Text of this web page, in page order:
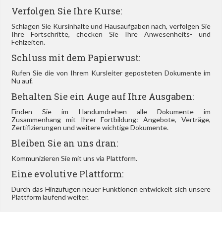
Verfolgen Sie Ihre Kurse:
Schlagen Sie Kursinhalte und Hausaufgaben nach, verfolgen Sie
Ihre Fortschritte, checken Sie Ihre Anwesenheits- und
Fehlzeiten.
Schluss mit dem Papierwust:
Rufen Sie die von Ihrem Kursleiter geposteten Dokumente im
Nu auf.
Behalten Sie ein Auge auf Ihre Ausgaben:
Finden Sie im Handumdrehen alle Dokumente im
Zusammenhang mit Ihrer Fortbildung: Angebote, Verträge,
Zertifizierungen und weitere wichtige Dokumente.
Bleiben Sie an uns dran:
Kommunizieren Sie mit uns via Plattform.
Eine evolutive Plattform:
Durch das Hinzufügen neuer Funktionen entwickelt sich unsere
Plattform laufend weiter.